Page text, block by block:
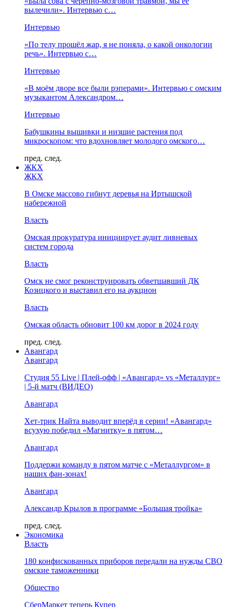
вылечили». Интервью с…
Интервью
«По телу прошёл жар, я не поняла, о какой онкологии
речь». Интервью с…
Интервью
«В моём дворе все были рэперами». Интервью с омским
музыкантом Александром…
Интервью
Бабушкины вышивки и низшие растения под
микроскопом: что вдохновляет молодого омского…
пред. след.
ЖКХ
ЖКХ
В Омске массово гибнут деревья на Иртышской
набережной
Власть
Омская прокуратура инициирует аудит ливневых
систем города
Власть
Омск не смог реконструировать обветшавший ДК
Козицкого и выставил его на аукцион
Власть
Омская область обновит 100 км дорог в 2024 году
пред. след.
Авангард
Авангард
Студия 55 Live | Плей-офф | «Авангард» vs «Металлург»
| 5-й матч (ВИДЕО)
Авангард
Хет-трик Найта выводит вперёд в серии! «Авангард»
всухую победил «Магнитку» в пятом…
Авангард
Поддержи команду в пятом матче с «Металлургом» в
наших фан-зонах!
Авангард
Александр Крылов в программе «Большая тройка»
пред. след.
Экономика
Власть
180 конфискованных приборов передали на нужды СВО
омские таможенники
Общество
СберМаркет теперь Купер